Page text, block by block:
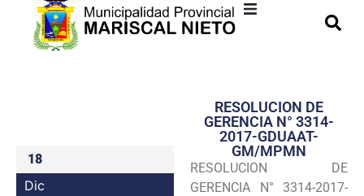
Transparencia
Seguridad
Programas
18
Dic
RESOLUCION DE
GERENCIA N° 3314-
2017-GDUAAT-
GM/MPMN
RESOLUCION DE
GERENCIA N° 3314-2017-